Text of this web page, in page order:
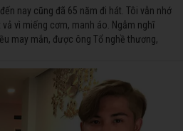
nay cũng đã 65 năm đi hát. Tôi vẫn nhớ
vì miếng cơm, manh áo. Ngẫm nghĩ
may mắn, được ông Tổ nghề thương,
từng bước thành danh với nghiệp ca